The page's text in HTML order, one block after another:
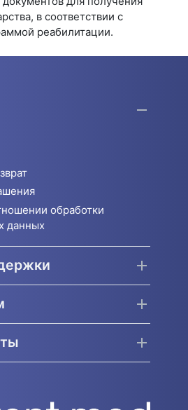
в соответствии с
реабилитации.
обработки
данных